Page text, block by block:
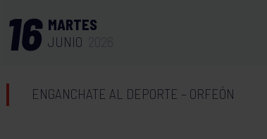
16 MARTES
JUNIO
ENGANCHATE AL DEPORTE – ORFEÓN